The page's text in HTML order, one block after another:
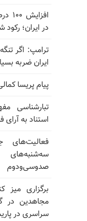
در ایران؛
ترامپ: اگر
ایران ضربه
پیام پریسا
تبارشناسی
استناد به آرای
فعالیت‌های
صدوسی‌و‌دوم
برگزاری میز
مجاهدین در
سراسری در